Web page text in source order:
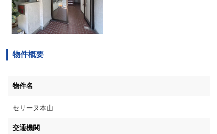
物件概要
物件名
セリーヌ本山
交通機関